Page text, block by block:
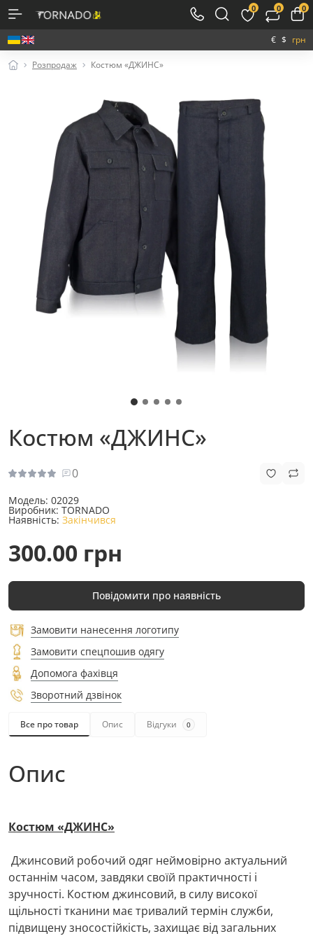
0 0 0
€ $ грн
Розпродаж Костюм «ДЖИНС»
Костюм «ДЖИНС»
0
Модель: 02029
Виробник: TORNADO
Наявність: Закінчився
300.00 грн
Повідомити про наявність
Замовити нанесення логотипу
Замовити спецпошив одягу
Допомога фахівця
Зворотний дзвінок
Все про товар Опис Відгуки 0
Опис
Костюм «ДЖИНС»
Джинсовий робочий одяг неймовірно актуальний
останнім часом, завдяки своїй практичності і
зручності. Костюм джинсовий, в силу високої
щільності тканини має тривалий термін служби,
підвищену зносостійкість, захищає від загальних